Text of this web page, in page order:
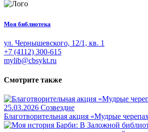
Моя библиотека
ул. Чернышевского, 12/1, кв. 1
+7 (4112) 300-615
mylib@cbsykt.ru
Смотрите также
25.03.2026 Созвездие
Благотворительная акция «Мудрые